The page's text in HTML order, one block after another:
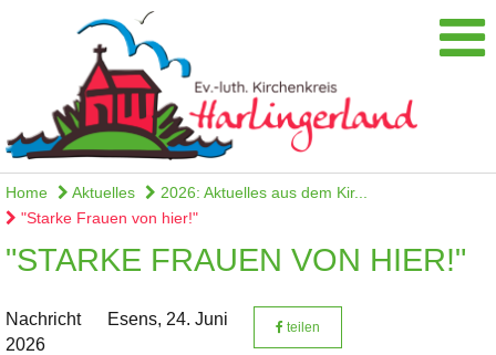
Home Aktuelles
2026: Aktuelles aus dem Kir...
"Starke Frauen von hier!"
"STARKE FRAUEN VON HIER!"
Nachricht Esens, 24. Juni
2026
teilen